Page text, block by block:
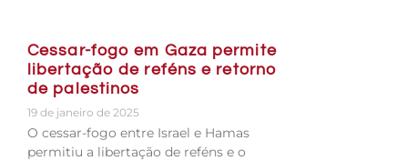
Cessar-fogo em Gaza permite
libertação de reféns e retorno
de palestinos
19 de janeiro de 2025
O cessar-fogo entre Israel e Hamas
permitiu a libertação de reféns e o